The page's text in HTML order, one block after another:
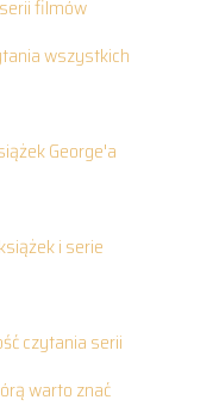
filmów
wszystkich
George'a
i serie
czytania serii
warto znać